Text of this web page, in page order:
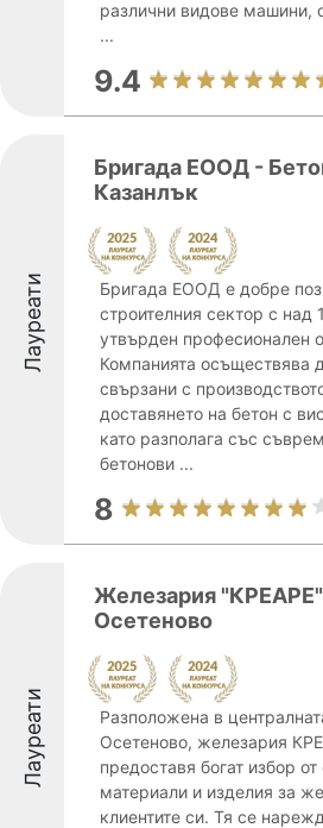
различни видове машини,
...
9.4
Лауреати
Бригада ЕООД -
Казанлък
Бригада ЕООД е добре
строителния сектор с над
утвърден професионален
Компанията осъществява
свързани с
доставянето на бетон с
като разполага със
бетонови ...
8
Лауреати
Железария
Осетеново
Разположена в
Осетеново, железария
предоставя богат избор от
материали и изделия за
клиентите си. Тя се